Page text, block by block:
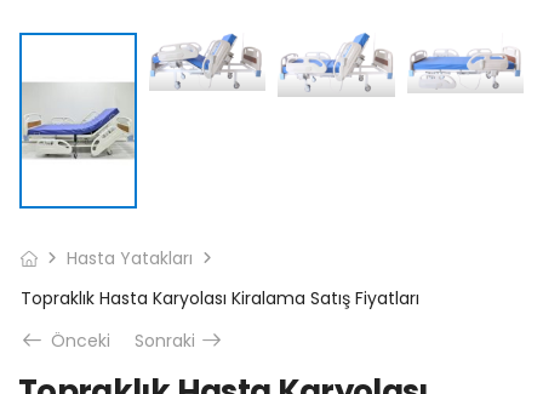
Hasta Yatakları
Topraklık Hasta Karyolası Kiralama Satış Fiyatları
Önceki
Sonraki